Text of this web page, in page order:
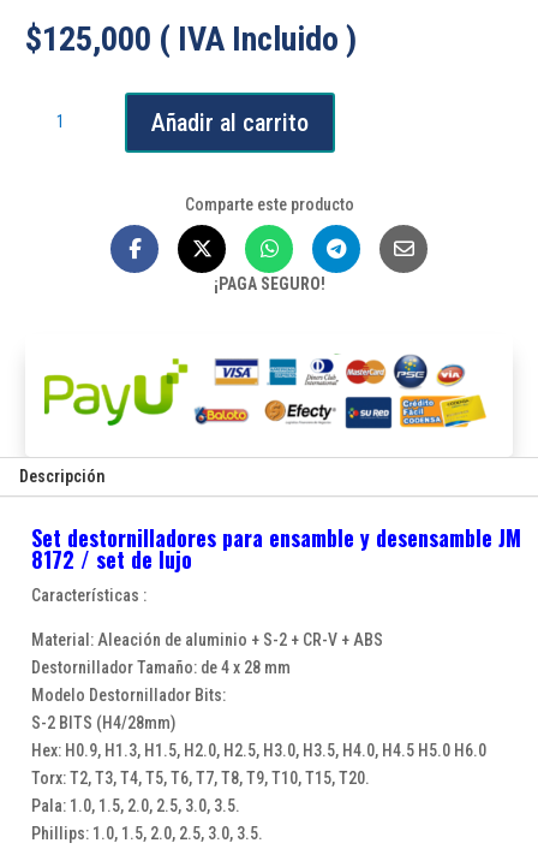
$125,000 ( IVA Incluido )
Destornilladores
Añadir al carrito
Comparte este producto
¡PAGA SEGURO!
Descripción
Set destornilladores para ensamble y desensamble JM
8172 / set de lujo
Características :
Material: Aleación de aluminio + S-2 + CR-V + ABS
Destornillador Tamaño: de 4 x 28 mm
Modelo Destornillador Bits:
S-2 BITS (H4/28mm)
Hex: H0.9, H1.3, H1.5, H2.0, H2.5, H3.0, H3.5, H4.0, H4.5 H5.0 H6.0
Torx: T2, T3, T4, T5, T6, T7, T8, T9, T10, T15, T20.
Pala: 1.0, 1.5, 2.0, 2.5, 3.0, 3.5.
Phillips: 1.0, 1.5, 2.0, 2.5, 3.0, 3.5.